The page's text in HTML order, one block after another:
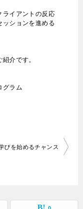
ライアントの反応
ッションを進める
介です。
グラム
びを始めるチャンス